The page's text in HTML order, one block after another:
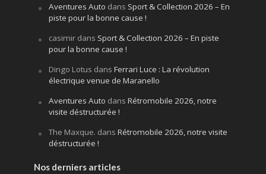
Aventures Auto dans Sport & Collection 2026 – En
piste pour la bonne cause !
casimirdans Sport & Collection 2026 – En piste
pour la bonne cause !
Dingo Lotus dans Ferrari Luce : La révolution
électrique venue de Maranello
Aventures Auto dans Rétromobile 2026, notre
visite déstructurée !
The Maxque. dans Rétromobile 2026, notre visite
déstructurée !
Nos derniers articles